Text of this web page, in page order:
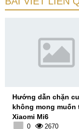
Hướng dẫn chặn
không mong muốn
Xiaomi Mi6
0 2670